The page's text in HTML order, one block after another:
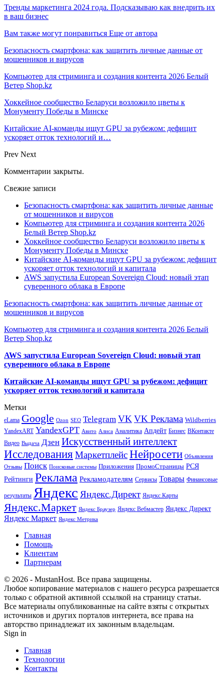
Тренды маркетинга 2024 года. Подсказываю как внедрить их
в ваш бизнес
Вам также могут понравиться Еще от автора
Безопасность смартфона: как защитить личные данные от
мошенников и вирусов
Компьютер для стриминга и создания контента 2026 Белый
Ветер Shop.kz
Хоккейное сообщество Беларуси возложило цветы к
Монументу Победы в Минске
Китайские AI-команды ищут GPU за рубежом: дефицит
ускоряет отток технологий и…
Prev Next
Комментарии закрыты.
Свежие записи
Безопасность смартфона: как защитить личные данные
от мошенников и вирусов
Компьютер для стриминга и создания контента 2026
Белый Ветер Shop.kz
Хоккейное сообщество Беларуси возложило цветы к
Монументу Победы в Минске
Китайские AI-команды ищут GPU за рубежом: дефицит
ускоряет отток технологий и капитала
AWS запустила European Sovereign Cloud: новый этап
суверенного облака в Европе
Безопасность смартфона: как защитить личные данные от
мошенников и вирусов
Компьютер для стриминга и создания контента 2026 Белый
Ветер Shop.kz
AWS запустила European Sovereign Cloud: новый этап
суверенного облака в Европе
Китайские AI-команды ищут GPU за рубежом: дефицит
ускоряет отток технологий и капитала
Метки
eLama Google Ozon SEO Telegram VK VK Реклама Wildberries
YandexART YandexGPT Авито Алиса Аналитика Апдейт Бизнес ВКонтакте
Видео Выдача Дзен Искусственный интеллект
Исследования МаркетплейсНейросети Объявления
Отзывы Поиск Поисковые системы Приложения ПромоСтраницы РСЯ
Рейтинги Реклама Рекламодателям Сервисы Товары Финансовые
результаты Яндекс Яндекс.Директ Яндекс.Карты
Яндекс.Маркет Яндекс Браузер Яндекс Вебмастер Яндекс Директ
Яндекс Маркет Яндекс Метрика
Главная
Помощь
Клиентам
Партнерам
© 2026 - MustanHost. Все права защищены.
Любое копирование материалов с нашего ресурса разрешается
только с обратной активной ссылкой на страницу статьи.
Все материалы опубликованные на сайте взяты с открытых
источников и других порталов интернета, все права на
авторство принадлежат их законным владельцам.
Sign in
Главная
Технологии
Контакты